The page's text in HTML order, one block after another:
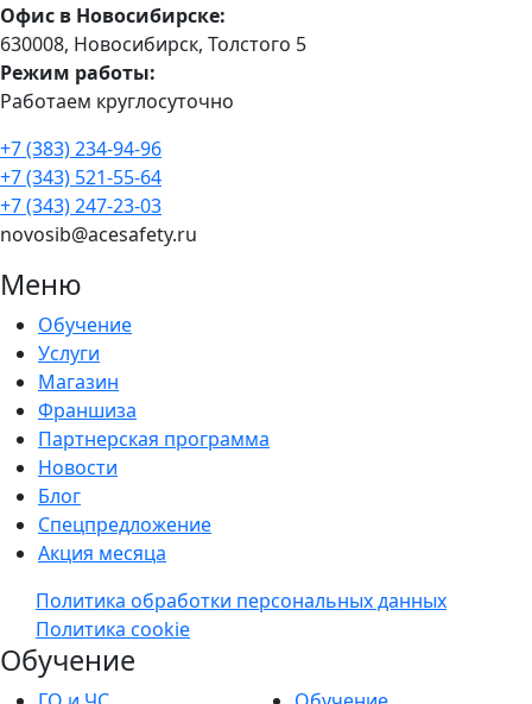
Офис в Новосибирске:
630008, Новосибирск, Толстого 5
Режим работы:
Работаем круглосуточно
+7 (383) 234-94-96
+7 (343) 521-55-64
+7 (343) 247-23-03
novosib@acesafety.ru
Меню
Обучение
Услуги
Магазин
Франшиза
Партнерская программа
Новости
Блог
Спецпредложение
Акция месяца
Политика обработки персональных данных
Политика cookie
Обучение